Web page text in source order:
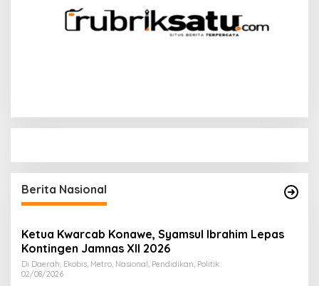
Berita Nasional
Ketua Kwarcab Konawe, Syamsul Ibrahim Lepas
Kontingen Jamnas XII 2026
Di Daerah, Ekobis, Metro, Nasional, Pendidikan, Politik
02/08/2026